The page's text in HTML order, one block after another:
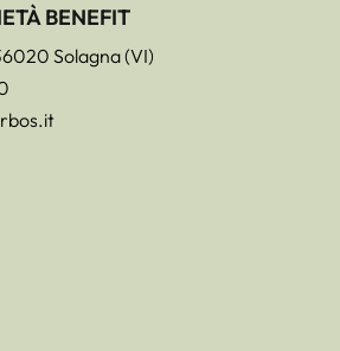
BENEFIT
Solagna (VI)